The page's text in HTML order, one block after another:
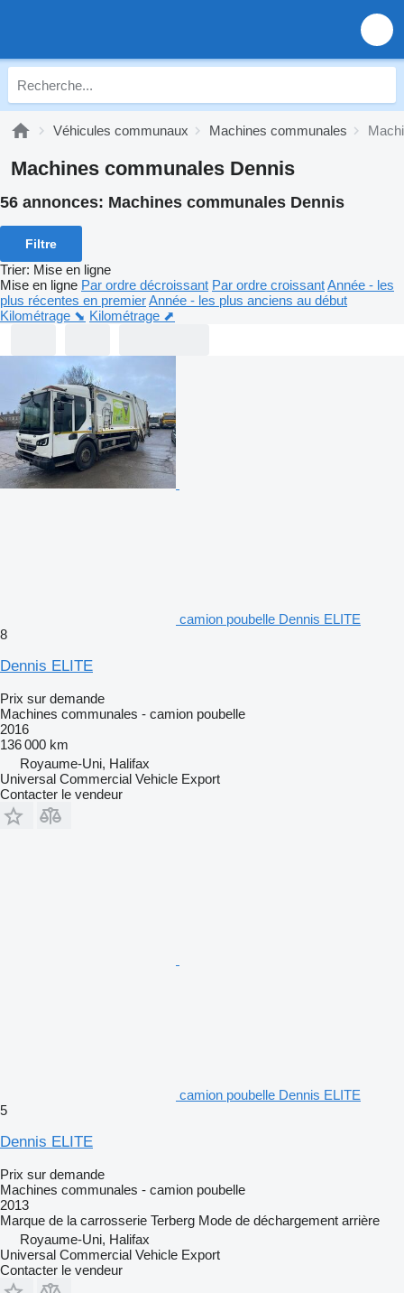
Véhicules communaux Machines communales
Machines communales Dennis
56 annonces: Machines communales Dennis
Filtre
Trier: Mise en ligne
Mise en ligne Par ordre décroissant Par ordre croissantAnnée - les
plus récentes en premierAnnée - les plus anciens au début
Kilométrage ⬊ Kilométrage ⬈
camion poubelle Dennis ELITE
8
Dennis ELITE
Prix sur demande
Machines communales - camion poubelle
2016
136 000 km
Royaume-Uni, Halifax
Universal Commercial Vehicle Export
Contacter le vendeur
camion poubelle Dennis ELITE
5
Dennis ELITE
Prix sur demande
Machines communales - camion poubelle
2013
Marque de la carrosserie Terberg Mode de déchargement arrière
Royaume-Uni, Halifax
Universal Commercial Vehicle Export
Contacter le vendeur